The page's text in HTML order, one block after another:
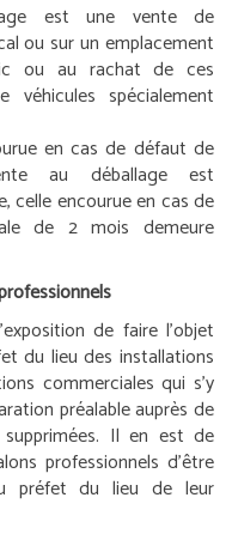
est une vente de
ou sur un emplacement
ou au rachat de ces
véhicules spécialement
en cas de défaut de
au déballage est
celle encourue en cas de
de 2 mois demeure
de faire l’objet
du lieu des installations
commerciales qui s’y
préalable auprès de
Il en est de
professionnels d’être
préfet du lieu de leur